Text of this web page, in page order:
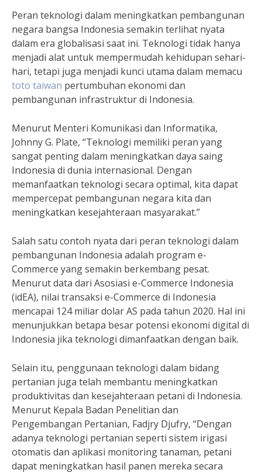
Peran teknologi dalam meningkatkan pembangunan
negara bangsa Indonesia semakin terlihat nyata
dalam era globalisasi saat ini. Teknologi tidak hanya
menjadi alat untuk mempermudah kehidupan sehari-
hari, tetapi juga menjadi kunci utama dalam memacu
toto taiwan pertumbuhan ekonomi dan
pembangunan infrastruktur di Indonesia.
Menurut Menteri Komunikasi dan Informatika,
Johnny G. Plate, “Teknologi memiliki peran yang
sangat penting dalam meningkatkan daya saing
Indonesia di dunia internasional. Dengan
memanfaatkan teknologi secara optimal, kita dapat
mempercepat pembangunan negara kita dan
meningkatkan kesejahteraan masyarakat.”
Salah satu contoh nyata dari peran teknologi dalam
pembangunan Indonesia adalah program e-
Commerce yang semakin berkembang pesat.
Menurut data dari Asosiasi e-Commerce Indonesia
(idEA), nilai transaksi e-Commerce di Indonesia
mencapai 124 miliar dolar AS pada tahun 2020. Hal ini
menunjukkan betapa besar potensi ekonomi digital di
Indonesia jika teknologi dimanfaatkan dengan baik.
Selain itu, penggunaan teknologi dalam bidang
pertanian juga telah membantu meningkatkan
produktivitas dan kesejahteraan petani di Indonesia.
Menurut Kepala Badan Penelitian dan
Pengembangan Pertanian, Fadjry Djufry, “Dengan
adanya teknologi pertanian seperti sistem irigasi
otomatis dan aplikasi monitoring tanaman, petani
dapat meningkatkan hasil panen mereka secara